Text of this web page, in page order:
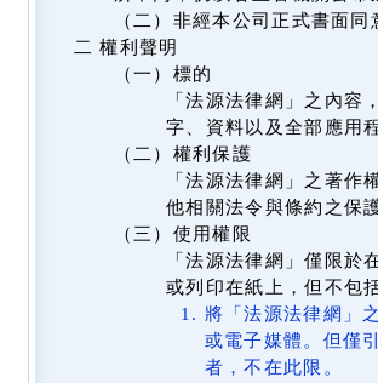
（二）非經本公司正式書面
二 權利聲明
（一）標的
「法源法律網」之內
字、資料以及全部應用
（二）權利保護
「法源法律網」之著
他相關法令與條約之保護
（三）使用權限
「法源法律網」僅限
或列印在紙上，但不包
將「法源法律網」
或電子媒體。但僅
者，不在此限。